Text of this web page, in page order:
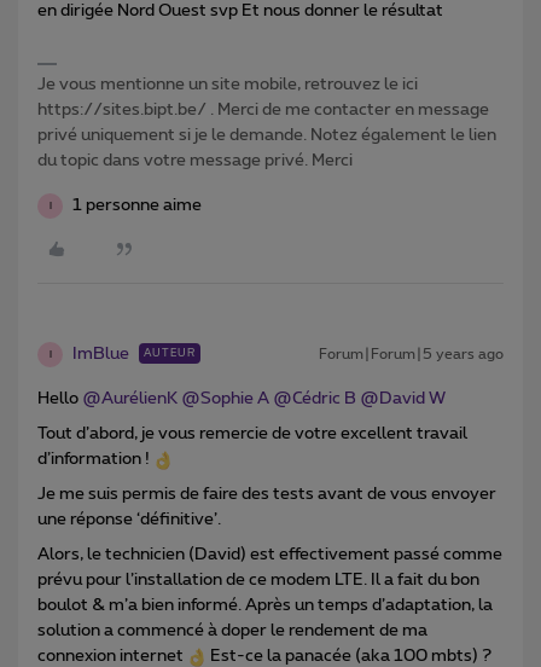
en dirigée Nord Ouest svp Et nous donner le résultat
Je vous mentionne un site mobile, retrouvez le ici
https://sites.bipt.be/ . Merci de me contacter en message
privé uniquement si je le demande. Notez également le lien
du topic dans votre message privé. Merci
1 personne aime
ImBlue AUTEUR Forum|Forum|5 years ago
Hello @AurélienK @Sophie A @Cédric B @David W
Tout d’abord, je vous remercie de votre excellent travail
d’information !
Je me suis permis de faire des tests avant de vous envoyer
une réponse ‘définitive’.
Alors, le technicien (David) est effectivement passé comme
prévu pour l’installation de ce modem LTE. Il a fait du bon
boulot & m’a bien informé. Après un temps d’adaptation, la
solution a commencé à doper le rendement de ma
connexion internet
Est-ce la panacée (aka 100 mbts) ?